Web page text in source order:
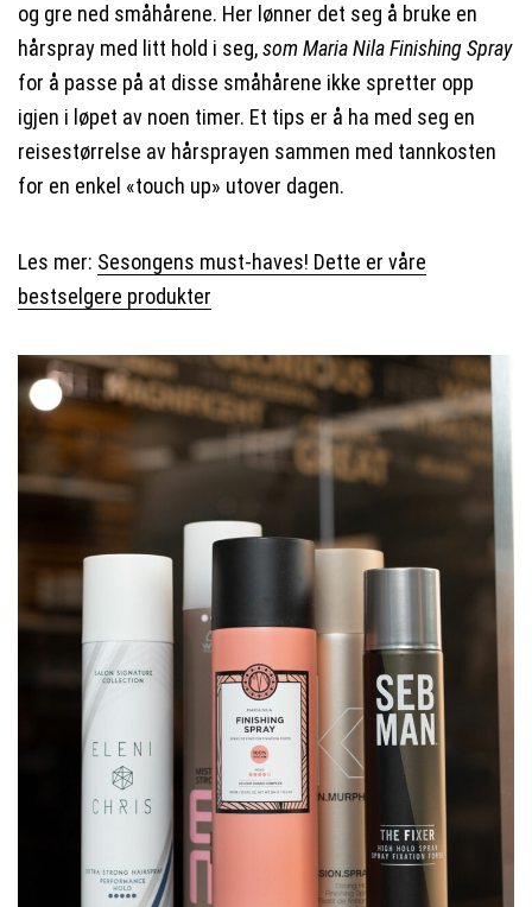
og gre ned småhårene. Her lønner det seg å bruke en
hårspray med litt hold i seg,som Maria Nila Finishing Spray
for å passe på at disse småhårene ikke spretter opp
igjen i løpet av noen timer. Et tips er å ha med seg en
reisestørrelse av hårsprayen sammen med tannkosten
for en enkel «touch up» utover dagen.
Les mer: Sesongens must-haves! Dette er våre
bestselgere produkter